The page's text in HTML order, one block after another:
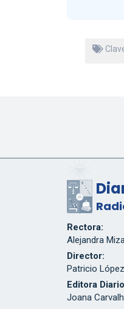
Rectora:
Alejandra
Director:
Patricio López
Editora
Joana